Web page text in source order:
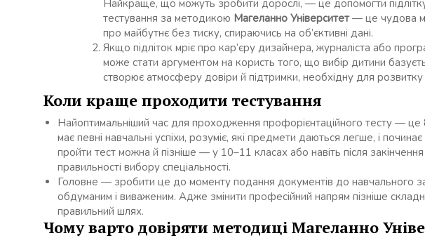
Найкраще, що можуть зробити дорослі, — це допомогти
тестування за методикою Магеланно Університет— це чудова
про майбутнє без тиску, спираючись на об’єктивні дані.
Якщо підліток мріє про кар’єру дизайнера, журналіста або
може стати аргументом на користь того, що вибір дитини
створює атмосферу довіри й підтримки, необхідну для розвитку
Коли краще проходити тестування
Найоптимальніший час для проходження профорієнтаційного тесту —
має певні навчальні успіхи, розуміє, які предмети даються легше, і
пройти тест можна й пізніше — у 10–11 класах або навіть після
правильності вибору спеціальності.
Головне — зробити це до моменту подання документів до навчального
обдуманим і виваженим. Адже змінити професійний напрям пізніше
правильний шлях.
Чому варто довіряти методиці Магеланно